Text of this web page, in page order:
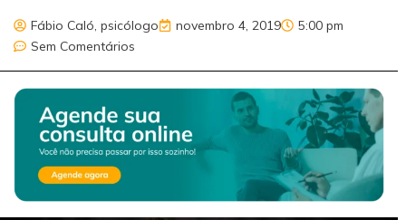
Fábio Caló, psicólogo novembro 4, 2019
5:00 pm
Sem Comentários